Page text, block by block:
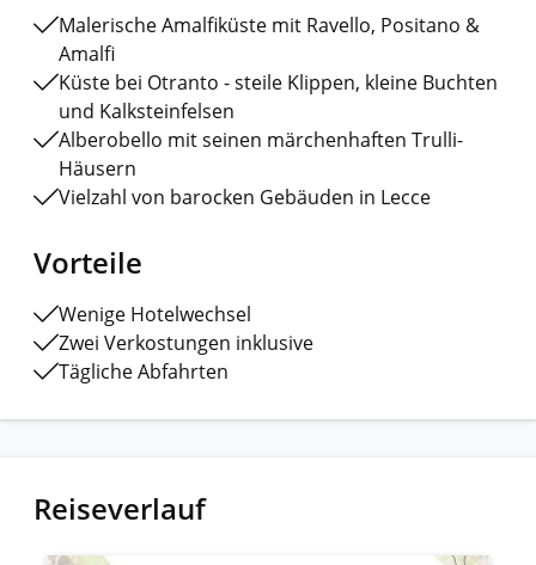
Malerische Amalfiküste mit Ravello, Positano &
Amalfi
Küste bei Otranto - steile Klippen, kleine Buchten
und Kalksteinfelsen
Alberobello mit seinen märchenhaften Trulli-
Häusern
Vielzahl von barocken Gebäuden in Lecce
Vorteile
Wenige Hotelwechsel
Zwei Verkostungen inklusive
Tägliche Abfahrten
Reiseverlauf